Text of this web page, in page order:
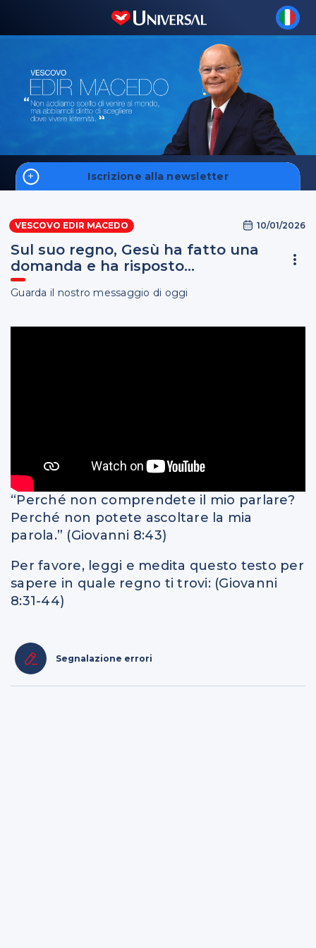
Iscrizione alla newsletter
S'inscrire
Fale Conosco
VESCOVO EDIR MACEDO 10/01/2026
Sul suo regno, Gesù ha fatto una
domanda e ha risposto...
Guarda il nostro messaggio di oggi
“Perché non comprendete il mio parlare?
Perché non potete ascoltare la mia
parola.” (Giovanni 8:43)
Per favore, leggi e medita questo testo per
sapere in quale regno ti trovi: (Giovanni
8:31-44)
Segnalazione errori